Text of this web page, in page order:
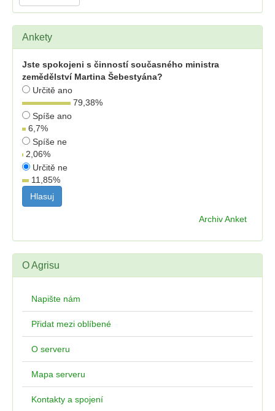
Ankety
Jste spokojeni s činností současného ministra
zemědělství Martina Šebestyána?
Určitě ano
79,38%
Spíše ano
6,7%
Spíše ne
2,06%
Určitě ne
11,85%
Archiv Anket
O Agrisu
Napište nám
Přidat mezi oblíbené
O serveru
Mapa serveru
Kontakty a spojení